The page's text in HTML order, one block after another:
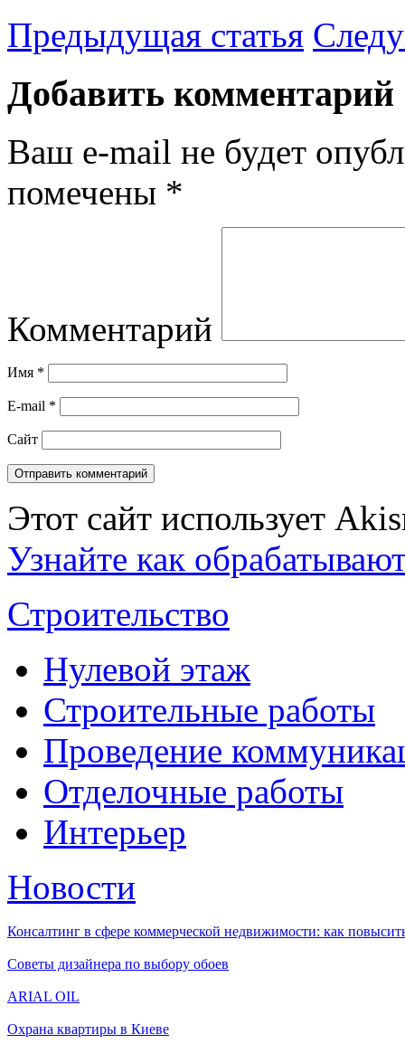
Предыдущая статья
Добавить комментарий
Ваш e-mail не будет
помечены *
Комментарий
Имя *
E-mail *
Сайт
Этот сайт использует
Узнайте как
Строительство
Нулевой этаж
Строительные работы
Проведение
Отделочные работы
Интерьер
Новости
Консалтинг в сфере коммерческой недвижимости: как
Советы дизайнера по выбору обоев
ARIAL OIL
Охрана квартиры в Киеве